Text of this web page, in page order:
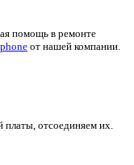
помощь в ремонте
от нашей компании.
платы, отсоединяем их.